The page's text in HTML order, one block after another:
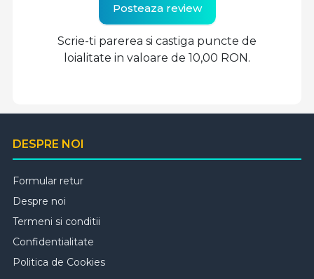
Posteaza review
Scrie-ti parerea si castiga puncte de
loialitate in valoare de 10,00 RON.
DESPRE NOI
Formular retur
Despre noi
Termeni si conditii
Confidentialitate
Politica de Cookies